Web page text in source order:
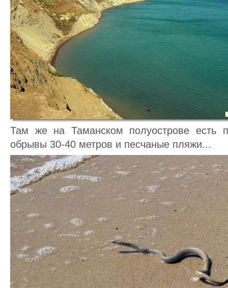
Там же на Таманском полуострове есть
обрывы 30-40 метров и песчаные пляжи...